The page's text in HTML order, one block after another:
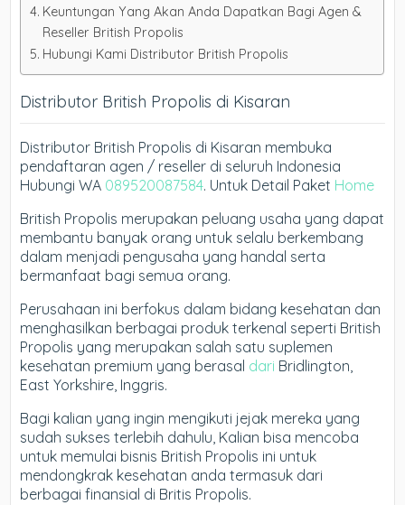
Keuntungan Yang Akan Anda Dapatkan Bagi Agen &
Reseller British Propolis
Hubungi Kami Distributor British Propolis
Distributor British Propolis di Kisaran
Distributor British Propolis di Kisaran membuka
pendaftaran agen / reseller di seluruh Indonesia
Hubungi WA 089520087584. Untuk Detail Paket Home
British Propolis merupakan peluang usaha yang dapat
membantu banyak orang untuk selalu berkembang
dalam menjadi pengusaha yang handal serta
bermanfaat bagi semua orang.
Perusahaan ini berfokus dalam bidang kesehatan dan
menghasilkan berbagai produk terkenal seperti British
Propolis yang merupakan salah satu suplemen
kesehatan premium yang berasal dari Bridlington,
East Yorkshire, Inggris.
Bagi kalian yang ingin mengikuti jejak mereka yang
sudah sukses terlebih dahulu, Kalian bisa mencoba
untuk memulai bisnis British Propolis ini untuk
mendongkrak kesehatan anda termasuk dari
berbagai finansial di Britis Propolis.